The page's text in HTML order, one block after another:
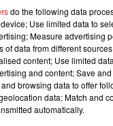
avait la garde à
ans, elle a tenté de
do the following data
Use limited data to
Measure advertising
of data from different
content; Use limited
and content; Save
browsing data to offer
data; Match and
automatically.